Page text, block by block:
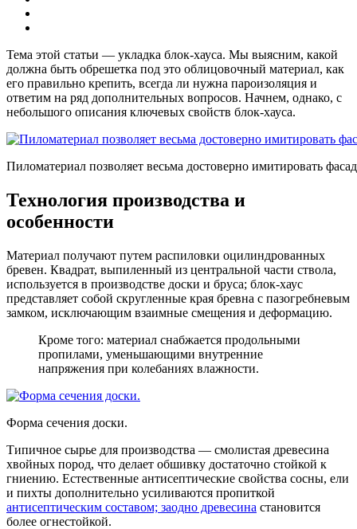
Тема этой статьи — укладка блок-хауса. Мы выясним, какой
должна быть обрешетка под это облицовочный материал, как
его правильно крепить, всегда ли нужна пароизоляция и
ответим на ряд дополнительных вопросов. Начнем, однако, с
небольшого описания ключевых свойств блок-хауса.
Пиломатериал позволяет весьма достоверно имитировать
Технология производства и
особенности
Материал получают путем распиловки оцилиндрованных
бревен. Квадрат, выпиленный из центральной части ствола,
используется в производстве доски и бруса; блок-хаус
представляет собой скругленные края бревна с пазогребневым
замком, исключающим взаимные смещения и деформацию.
Кроме того: материал снабжается продольными
пропилами, уменьшающими внутренние
напряжения при колебаниях влажности.
Форма сечения доски.
Типичное сырье для производства — смолистая древесина
хвойных пород, что делает обшивку достаточно стойкой к
гниению. Естественные антисептические свойства сосны, ели
и пихты дополнительно усиливаются пропиткой
антисептическим составом; заодно древесина становится
более огнестойкой.